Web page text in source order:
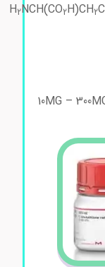
H2NCH(CO2
10MG –